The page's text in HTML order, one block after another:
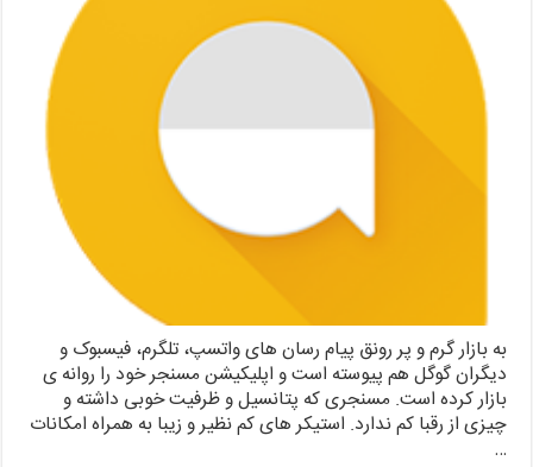
به بازار گرم و پر رونق پیام رسان های واتسپ، تلگرم، فیسبوک و
دیگران گوگل هم پیوسته است و اپلیکیشن مسنجر خود را روانه ی
بازار کرده است. مسنجری که پتانسیل و ظرفیت خوبی داشته و
چیزی از رقبا کم ندارد. استیکر های کم نظیر و زیبا به همراه امکانات
…